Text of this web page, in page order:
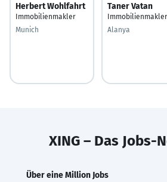
Herbert Wohlfahrt
Immobilienmakler
Munich
Taner Vatan
Immobilienmakler
Alanya
XING – Das Jobs-
Über eine Million Jobs